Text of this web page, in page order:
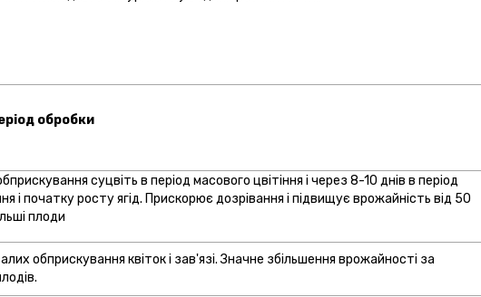
обробки
суцвіть в період масового цвітіння і через 8-10 днів в період
і початку росту ягід. Прискорює дозрівання і підвищує врожайність від 50
плоди
обприскування квіток і зав'язі. Значне збільшення врожайності за